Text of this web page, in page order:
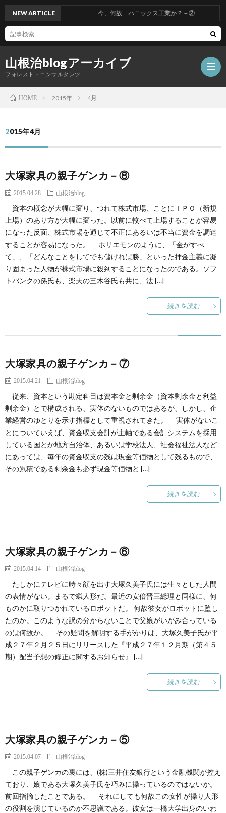
山根治blogアーカイブ
フォレスト・コンサルタンツ
冤
を
創
る
根
治
blog
会
社
案
NEW ARTICLE 今、何故 ハニックス工業か？－②
HOME 2015年 4月
2015年4月
大塚家具の親子ゲンカ－⑧
2015.04.28 山根治blog
資本の概念が大幅に変り、つれて株式市場、ことにＩＰＯ（新規
上場）のあり方が大幅に変った。以前に較べて上場することが容易
になった反面、株式市場を通じて不正にあるいは不当に資金を調達
することが容易になった。 ホリエモンのように、「金がすべ
て」、「どんなことをしてでも儲ければ勝」といった拝金主義に凝
り固まった人物が株式市場に殺到することになったのである。ソフ
トバンクの孫氏も、楽天の三木谷氏も共に、法 […]
続きを読む
大塚家具の親子ゲンカ－⑦
2015.04.21 山根治blog
従来、資本という勘定科目は資本金と剰余金（資本剰余金と利益
剰余金）とで構成される、実体のないものではあるが、しかし、企
業経営のゆとりを示す指標として重視されてきた。 実体がないこ
とについていえば、資金収支会計が主軸である会計システムを採用
している国とか地方自治体、あるいは学校法人、社会福祉法人など
にあっては、毎年の資金収支の残は現金等価物として残るもので、
その累積である剰余金も必ず現金等価物と […]
続きを読む
大塚家具の親子ゲンカ－⑥
2015.04.14 山根治blog
たしかにテレビに時々顔を出す大塚久美子氏には生々とした人間
の表情がない。まるで蝋人形だ。最近の安倍晋三総理と同様に、何
ものかに取りつかれているロボットだ。 何故彼女がロボットに堕し
たのか。このような訳の分からないことで父娘がいがみ合っている
のは何故か。 その疑問を解明する手がかりは、大塚久美子氏が平
成２７年２月２５日にリリースした『平成２７年１２月期（第４５
期）配当予想の修正に関するお知らせ』 […]
続きを読む
大塚家具の親子ゲンカ－⑤
2015.04.07 山根治blog
この親子ゲンカの裏には、(株)三井住友銀行という金融機関が控え
ており、娘である大塚久美子氏を巧みに操っているのではないか。
前回指摘したことである。 それにしても何故この女性が操り人形
の役割を演じているのか不思議である。彼女は一橋大学出身のいわ